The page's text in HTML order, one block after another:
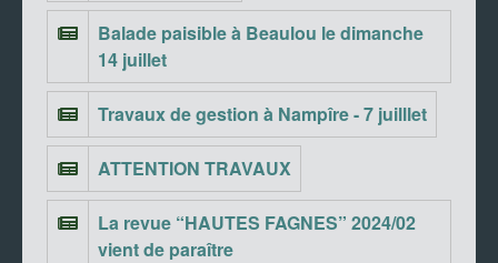
Balade paisible à Beaulou le dimanche
14 juillet
Travaux de gestion à Nampîre - 7 juilllet
ATTENTION TRAVAUX
La revue “HAUTES FAGNES” 2024/02
vient de paraître